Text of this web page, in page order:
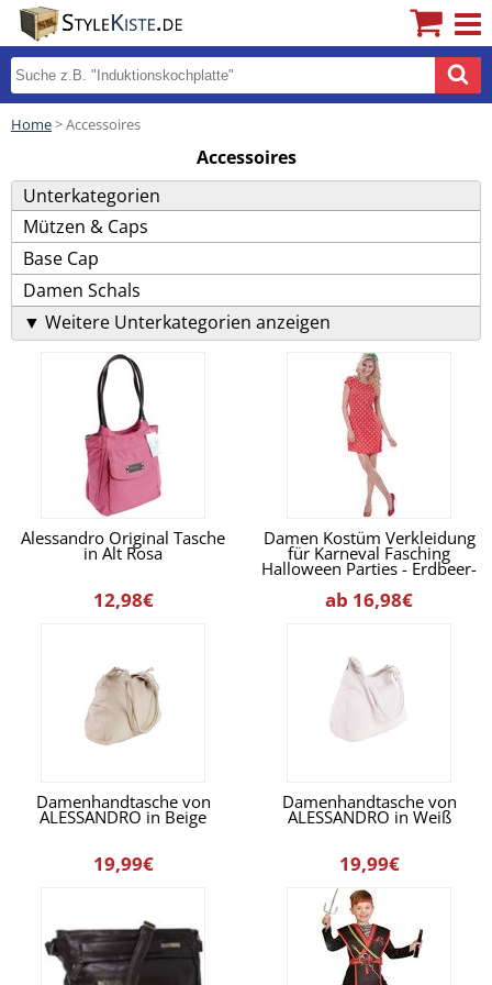
Home> Accessoires
Accessoires
Unterkategorien
Mützen & Caps
Base Cap
Damen Schals
▼ Weitere Unterkategorien anzeigen
Alessandro Original Tasche
in Alt Rosa
12,98€
Damen Kostüm Verkleidung
für Karneval Fasching
Halloween Parties - Erdbeer-
ab 16,98€
Damenhandtasche von
ALESSANDRO in Beige
19,99€
Damenhandtasche von
ALESSANDRO in Weiß
19,99€